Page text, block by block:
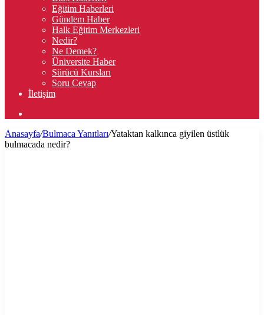
Eğitim Haberleri
Gündem Haber
Halk Eğitim Merkezleri
Nedir?
Ne Demek?
Üniversite Haber
Sürücü Kursları
Soru Cevap
İletişim
...
Anasayfa/Bulmaca Yanıtları/Yataktan kalkınca giyilen üstlük
bulmacada nedir?